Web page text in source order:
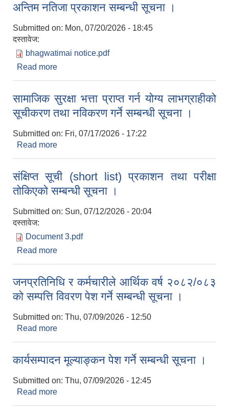
अन्तिम नतिजा प्रकाशन सम्बन्धी सूचना ।
Submitted on: Mon, 07/20/2026 - 18:45
दस्तावेज:
bhagwatimai notice.pdf
Read more
सामाजिक सुरक्षा भत्ता प्राप्त गर्न योग्य लाभग्राहीको
सूचीकरण तथा नविकरण गर्ने सम्बन्धी सूचना ।
Submitted on: Fri, 07/17/2026 - 17:22
Read more
संक्षिप्त सूची (short list) प्रकाशन तथा परीक्षा
तोकिएको सम्बन्धी सूचना ।
Submitted on: Sun, 07/12/2026 - 20:04
दस्तावेज:
Document 3.pdf
Read more
जनप्रतिनिधि र कर्मचारीले आर्थिक वर्ष २०८२/०८३
को सम्पत्ति विवरण पेश गर्ने सम्बन्धी सूचना ।
Submitted on: Thu, 07/09/2026 - 12:50
Read more
कार्यसम्पादन मूल्याङ्कन पेश गर्ने सम्बन्धी सूचना ।
Submitted on: Thu, 07/09/2026 - 12:45
Read more